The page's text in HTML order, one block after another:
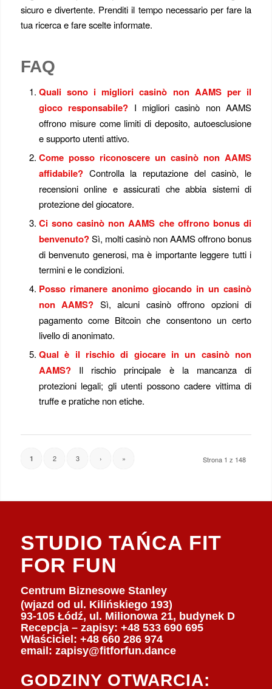
sicuro e divertente. Prenditi il tempo necessario per fare la
tua ricerca e fare scelte informate.
FAQ
Quali sono i migliori casinò non AAMS per il
gioco responsabile? I migliori casinò non AAMS
offrono misure come limiti di deposito, autoesclusione
e supporto utenti attivo.
Come posso riconoscere un casinò non AAMS
affidabile?Controlla la reputazione del casinò, le
recensioni online e assicurati che abbia sistemi di
protezione del giocatore.
Ci sono casinò non AAMS che offrono bonus di
benvenuto?Sì, molti casinò non AAMS offrono bonus
di benvenuto generosi, ma è importante leggere tutti i
termini e le condizioni.
Posso rimanere anonimo giocando in un casinò
non AAMS? Sì, alcuni casinò offrono opzioni di
pagamento come Bitcoin che consentono un certo
livello di anonimato.
Qual è il rischio di giocare in un casinò non
AAMS?Il rischio principale è la mancanza di
protezioni legali; gli utenti possono cadere vittima di
truffe e pratiche non etiche.
Strona 1 z 148
1 2 3 › »
STUDIO TAŃCA FIT
FOR FUN
Centrum Biznesowe Stanley
(wjazd od ul. Kilińskiego 193)
93-105 Łódź, ul. Milionowa 21, budynek D
Recepcja – zapisy: +48 533 690 695
Właściciel: +48 660 286 974
email: zapisy@fitforfun.dance
GODZINY OTWARCIA: